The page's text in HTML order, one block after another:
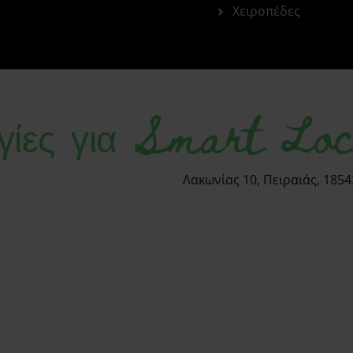
Χειροπέδες
για Smart
Λακωνίας 10, Πειραιάς,